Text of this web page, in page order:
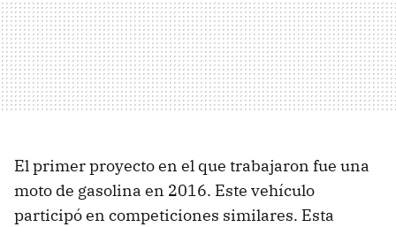
El primer proyecto en el que trabajaron fue una
moto de gasolina en 2016. Este vehículo
participó en competiciones similares. Esta